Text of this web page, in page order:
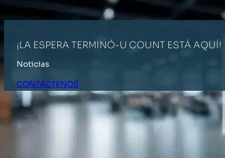
¡LA ESPERA TERMINÓ-U COUNT ESTÁ AQUÍ!
Noticias
CONTÁCTENOS
INICIO ÚLTIMAS NOTICIAS ¡LA ESPERA TERMINÓ-U COUNT